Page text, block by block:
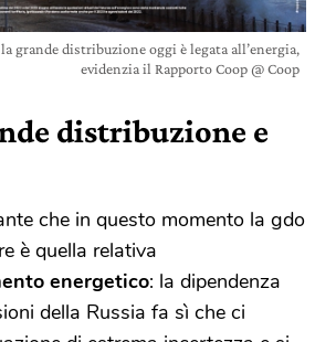
grande distribuzione oggi è legata all’energia,
evidenzia il Rapporto Coop @ Coop
distribuzione e
che in questo momento la gdo
è quella relativa
energetico: la dipendenza
della Russia fa sì che ci